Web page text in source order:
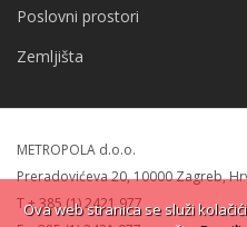
Poslovni prostori
Zemljišta
METROPOLA d.o.o.
Preradovićeva 20, 10000 Zagreb,
T + 385 (1) 2421 977
Ova web stranica se služi